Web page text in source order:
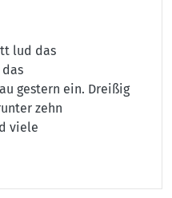
lud das
gestern ein. Dreißig
zehn
viele